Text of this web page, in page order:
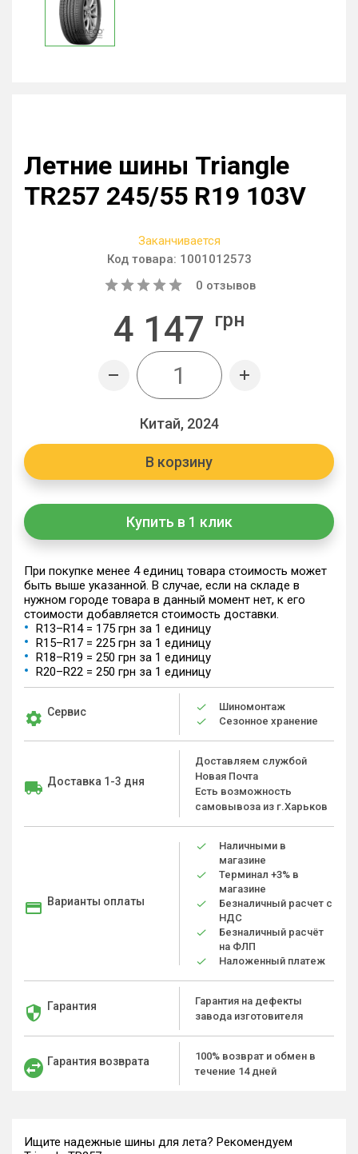
Летние шины Triangle
TR257 245/55 R19 103V
Заканчивается
Код товара: 1001012573
0 отзывов
4 147 грн
Китай, 2024
В корзину
Купить в 1 клик
При покупке менее 4 единиц товара стоимость может
быть выше указанной. В случае, если на складе в
нужном городе товара в данный момент нет, к его
стоимости добавляется стоимость доставки.
R13–R14 = 175 грн за 1 единицу
R15–R17 = 225 грн за 1 единицу
R18–R19 = 250 грн за 1 единицу
R20–R22 = 250 грн за 1 единицу
Сервис
Шиномонтаж
Сезонное хранение
Доставка 1-3 дня
Доставляем службой
Новая Почта
Есть возможность
самовывоза из г.Харьков
Варианты оплаты
Наличными в
магазине
Терминал +3% в
магазине
Безналичный расчет с
НДС
Безналичный расчёт
на ФЛП
Наложенный платеж
Гарантия
Гарантия на дефекты
завода изготовителя
Гарантия возврата
100% возврат и обмен в
течение 14 дней
Ищите надежные шины для лета? Рекомендуем